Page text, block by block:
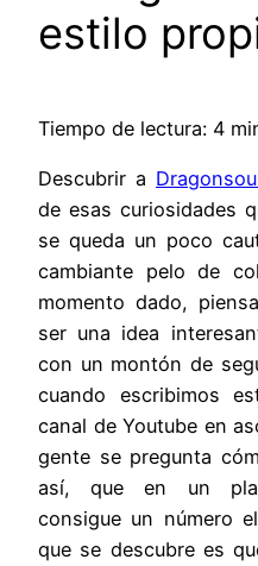
estilo
Tiempo de lectura: 4
Descubrir a
de esas curiosidades
se queda un poco
cambiante pelo de
momento dado,
ser una idea
con un montón de
cuando escribimos
canal de Youtube en
gente se pregunta
así, que en un
consigue un número
que se descubre es